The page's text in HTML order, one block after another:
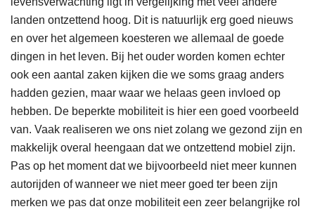
landen ontzettend hoog. Dit is natuurlijk erg goed nieuws
en over het algemeen koesteren we allemaal de goede
dingen in het leven. Bij het ouder worden komen echter
ook een aantal zaken kijken die we soms graag anders
hadden gezien, maar waar we helaas geen invloed op
hebben. De beperkte mobiliteit is hier een goed voorbeeld
van. Vaak realiseren we ons niet zolang we gezond zijn en
makkelijk overal heengaan dat we ontzettend mobiel zijn.
Pas op het moment dat we bijvoorbeeld niet meer kunnen
autorijden of wanneer we niet meer goed ter been zijn
merken we pas dat onze mobiliteit een zeer belangrijke rol